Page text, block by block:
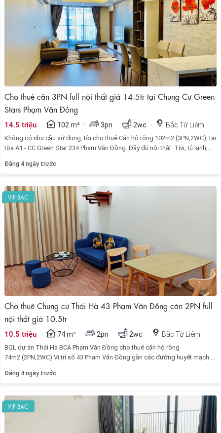
Cho thuê căn 3PN full nội thất giá 14.5tr tại Chung Cư Green
Stars Phạm Văn Đồng
14.5 triệu · 102 m² · 3pn · 2wc · Bắc Từ Liêm
Không có nhu cầu sử dụng, tôi cho thuê Căn hộ rộng 102m2 (3PN,2WC), tại
tòa A1 - CC Green Star 234 Phạm Văn Đồng. Đầy đủ nội thất: Tivi, tủ lạnh,
Đăng 4 ngày trước
VIP BẠC
Cho thuê Chung cư Thái Hà 43 Phạm Văn Đồng căn 2PN full
nội thất giá 10.5tr
10.5 triệu · 74 m² · 2pn · 2wc · Bắc Từ Liêm
BQL dự án Thái Hà BCA Phạm Văn Đồng cho thuê căn hộ rộng
74m2 (2PN,2WC) Vị trí số 43 Phạm Văn Đồng gần các đường huyết mạch:
Giấy đi Sơn Tây, đường Phạm Văn Đồng. Gần CV hồ điều hòa Thành Phố
Đăng 4 ngày trước
VIP BẠC